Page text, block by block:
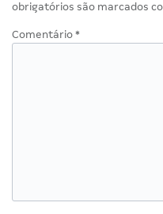
obrigatórios são marcados
Comentário *